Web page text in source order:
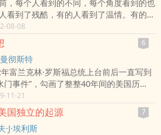
怎样的人生？他们的故事又折­射​‎了‎‌什么样
玮抽丝剥茧般的描述中，史书上的一个名
都能呈现出一幅幅生动而鲜活的画面，以
变着历史，或者被历史改变着。历史不再
份和数字，而是一个个有温度的故事，一
的真实的人。作者尽可能地用辩证的眼
些历史事件和历史人物，让看起来枯燥的
的血肉、它的彷徨、它的闪光、它的信
的温度。
，每个人看到的不同，每个角度看到的也
看到了残酷，有的人看到了温情。有的人
有的人看到了救赎。有的人看见了别人，
自己。有的人假作真，有的人真作假。史
、一个名字，在张玮的笔下呈现出一张张
孔。张玮书写的历史，亦正亦暖。正，是
说”的一个个历史故事中，张玮都尽量用
不带感­‌情​​‍色‍彩的口吻还原当时的历史事
事件和人物，都有两面性，我们不能跳出
境，现在用“上帝视角”去评价当时的人和
的人来说，不公平。而暖，是有趣、有温
是冷冰冰、生人勿近的，看似由时间、地
08-08
6
彻斯特
富兰克林·罗斯福总统上台前后一直写到
门事件”，勾画了整整40年间的美国历
的描写了这一时期美国政治、经济、文化
方面的巨大变化。作者威廉·曼彻斯特充
导的特写手法，以大量的美国报刊资料和
据，创造了一种全景式的还原细节的历史
11-21
国独立的起源 7
·J·埃利斯